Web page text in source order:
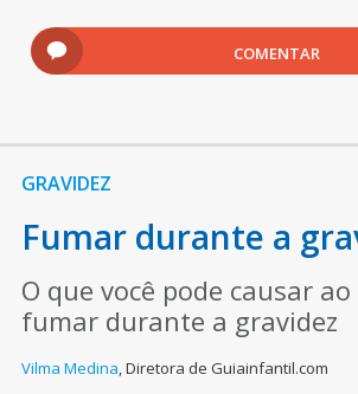
COMENTAR
GRAVIDEZ
Fumar durante a
O que você pode causar
fumar durante a gravidez
Vilma Medina,Diretora de Guiainfantil.com